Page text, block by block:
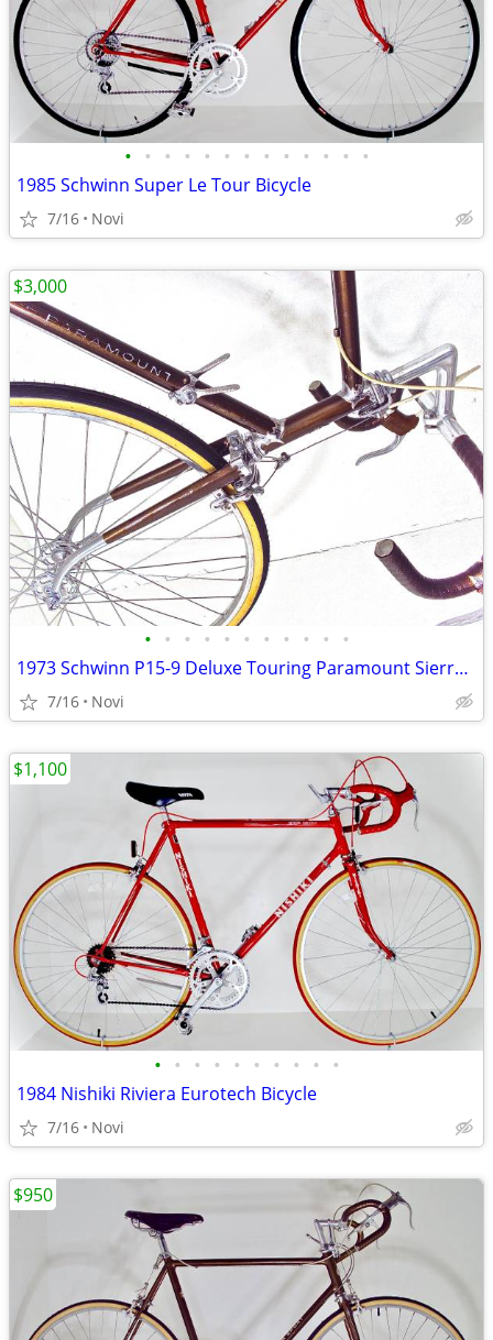
• • • • • • • • • • • • •
1985 Schwinn Super Le Tour Bicycle
7/16 Novi
• • • • • • • • • • •
1973 Schwinn P15-9 Deluxe Touring Paramount Sierra Brown 15 Speed
7/16 Novi
$3,000
• • • • • • • • • •
1984 Nishiki Riviera Eurotech Bicycle
7/16 Novi
$1,100
$950